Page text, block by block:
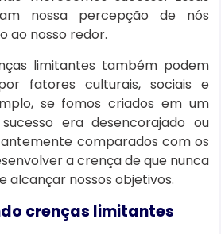
nossa percepção de nós
ao nosso redor.
limitantes também podem
fatores culturais, sociais e
se fomos criados em um
era desencorajado ou
comparados com os
a crença de que nunca
alcançar nossos objetivos.
crenças limitantes